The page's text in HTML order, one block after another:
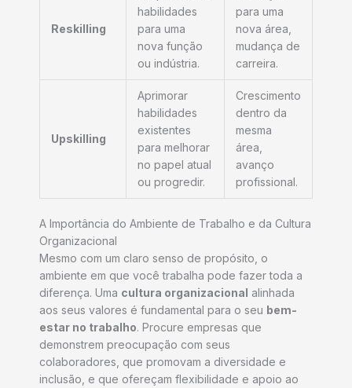
Reskilling
habilidades
para uma
nova função
ou indústria.
para uma
nova área,
mudança de
carreira.
Upskilling
Aprimorar
habilidades
existentes
para melhorar
no papel atual
ou progredir.
Crescimento
dentro da
mesma
área,
avanço
profissional.
A Importância do Ambiente de Trabalho e da Cultura
Organizacional
Mesmo com um claro senso de propósito, o
ambiente em que você trabalha pode fazer toda a
diferença. Uma cultura organizacional alinhada
aos seus valores é fundamental para o seu bem-
estar no trabalho. Procure empresas que
demonstrem preocupação com seus
colaboradores, que promovam a diversidade e
inclusão, e que ofereçam flexibilidade e apoio ao